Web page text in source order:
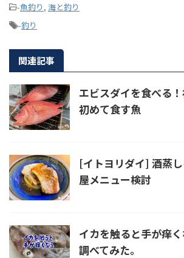
-魚釣り , 海と釣り
-釣り
関連記事
エビスダイを食べる！
初めて食す魚
[イトヨリダイ] 酒蒸
屋メニュー検討
イカを触ると手が痒
調べてみた。